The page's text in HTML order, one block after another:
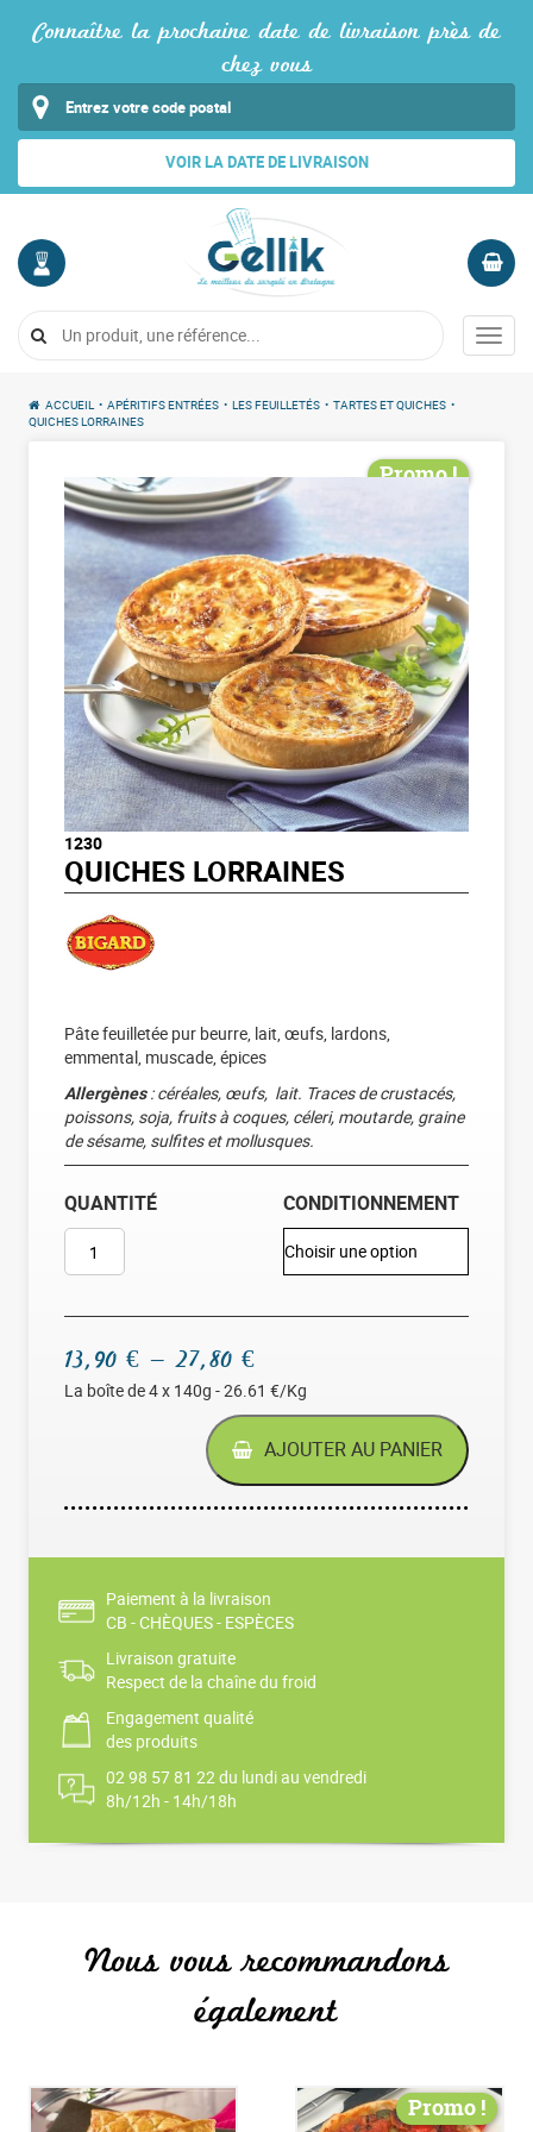
Connaître la prochaine date de livraison près de
chez vous
VOIR LA DATE DE LIVRAISON
COMPTE
Me
Vide
Menu
ACCUEIL • APÉRITIFS ENTRÉES • LES FEUILLETÉS • TARTES ET QUICHES •
QUICHES LORRAINES
Promo !
1230
QUICHES LORRAINES
Pâte feuilletée pur beurre, lait, œufs, lardons,
emmental, muscade, épices
Allergènes: céréales, œufs, lait. Traces de crustacés,
poissons, soja, fruits à coques, céleri, moutarde, graine
de sésame, sulfites et mollusques.
QUANTITÉ
QUANTITÉ DE QUICHES LORRAINES
CONDITIONNEMENT
13,90 € – 27,80 €Plage de prix : 13,90 € à
La boîte de 4 x 140g - 26.61 €/Kg
AJOUTER AU PANIER
Paiement à la livraison
CB - CHÈQUES - ESPÈCES
Livraison gratuite
Respect de la chaîne du froid
Engagement qualité
des produits
02 98 57 81 22 du lundi au vendredi
8h/12h - 14h/18h
Nous vous recommandons
également
Promo !